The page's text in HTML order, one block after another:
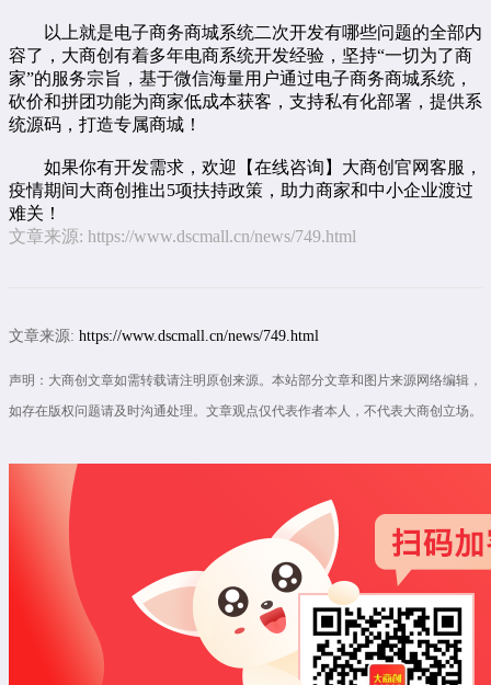
以上就是电子商务商城系统二次开发有哪些问题的全部内
容了，大商创有着多年电商系统开发经验，坚持“一切为了商
家”的服务宗旨，基于微信海量用户通过电子商务商城系统，
砍价和拼团功能为商家低成本获客，支持私有化部署，提供系
统源码，打造专属商城！
如果你有开发需求，欢迎【在线咨询 】大商创官网客服，
疫情期间大商创推出5项扶持政策，助力商家和中小企业渡过
难关！
文章来源: https://www.dscmall.cn/news/749.html
文章来源: https://www.dscmall.cn/news/749.html
声明：大商创文章如需转载请注明原创来源。本站部分文章和图片来源网络编辑，
如存在版权问题请及时沟通处理。文章观点仅代表作者本人，不代表大商创立场。